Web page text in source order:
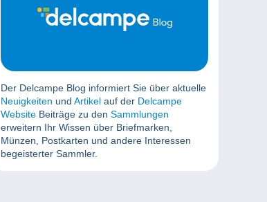
Der Delcampe Blog informiert Sie über aktuelle
Neuigkeiten und Artikel auf der Delcampe
Website Beiträge zu den Sammlungen
erweitern Ihr Wissen über Briefmarken,
Münzen, Postkarten und andere Interessen
begeisterter Sammler.